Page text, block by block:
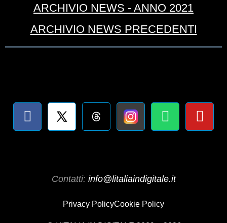
ARCHIVIO NEWS - ANNO 2021
ARCHIVIO NEWS PRECEDENTI
Contatti: info@litaliaindigitale.it
Privacy PolicyCookie Policy